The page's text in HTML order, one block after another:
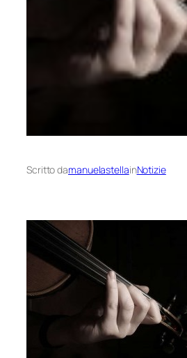
Scritto damanuelastellainNotizie